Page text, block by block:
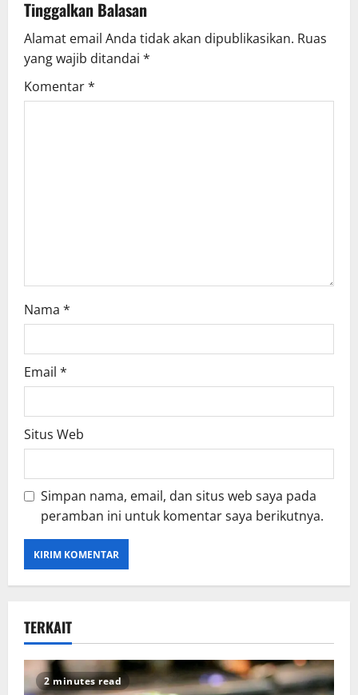
Tinggalkan Balasan
Alamat email Anda tidak akan dipublikasikan. Ruas
yang wajib ditandai *
Komentar*
Nama *
Email *
Situs Web
Simpan nama, email, dan situs web saya pada
peramban ini untuk komentar saya berikutnya.
TERKAIT
2 minutes read